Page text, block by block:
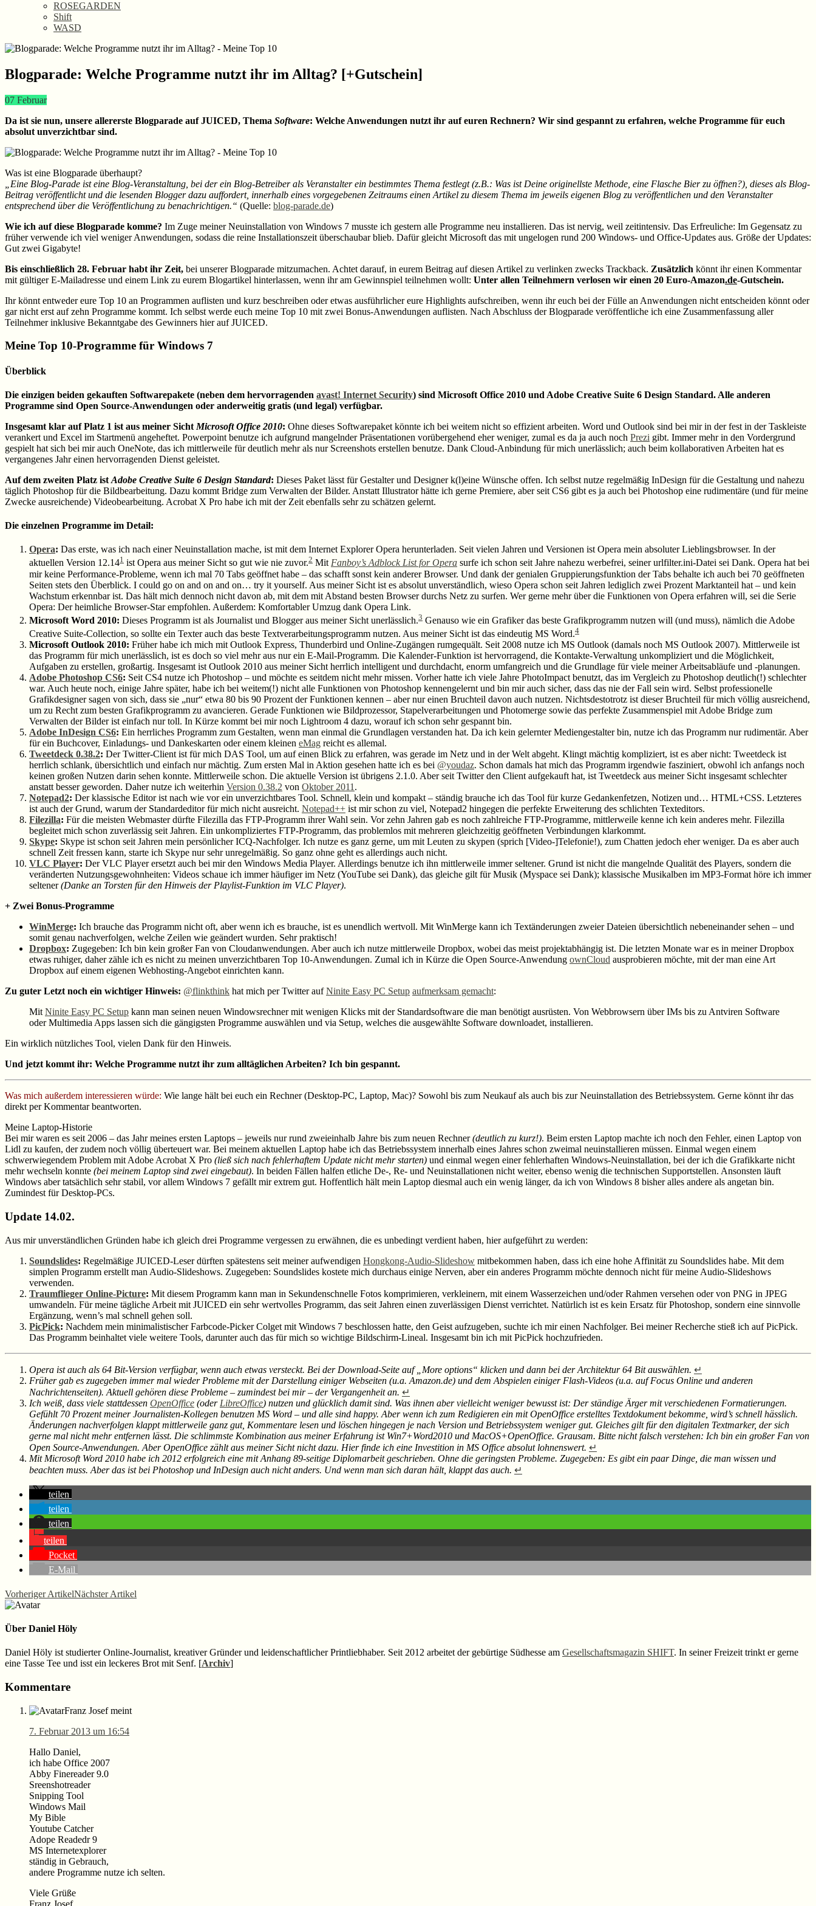
ROSEGARDEN
Shift
WASD
Blogparade: Welche Programme nutzt ihr im Alltag? [+Gutschein]
07 Februar
Da ist sie nun, unsere allererste Blogparade auf JUICED, Thema Software: Welche Anwendungen nutzt ihr auf euren Rechnern? Wir sind gespannt zu erfahren, welche Programme für euch
absolut unverzichtbar sind.
Was ist eine Blogparade überhaupt?
„Eine Blog-Parade ist eine Blog-Veranstaltung, bei der ein Blog-Betreiber als Veranstalter ein bestimmtes Thema festlegt (z.B.: Was ist Deine originellste Methode, eine Flasche Bier zu öffnen?), dieses als Blog-
Beitrag veröffentlicht und die lesenden Blogger dazu auffordert, innerhalb eines vorgegebenen Zeitraums einen Artikel zu diesem Thema im jeweils eigenen Blog zu veröffentlichen und den Veranstalter
entsprechend über die Veröffentlichung zu benachrichtigen.“ (Quelle: blog-parade.de)
Wie ich auf diese Blogparade komme? Im Zuge meiner Neuinstallation von Windows 7 musste ich gestern alle Programme neu installieren. Das ist nervig, weil zeitintensiv. Das Erfreuliche: Im Gegensatz zu
früher verwende ich viel weniger Anwendungen, sodass die reine Installationszeit überschaubar blieb. Dafür gleicht Microsoft das mit ungelogen rund 200 Windows- und Office-Updates aus. Größe der Updates:
Gut zwei Gigabyte!
Bis einschließlich 28. Februar habt ihr Zeit, bei unserer Blogparade mitzumachen. Achtet darauf, in eurem Beitrag auf diesen Artikel zu verlinken zwecks Trackback. Zusätzlich könnt ihr einen Kommentar
mit gültiger E-Mailadresse und einem Link zu eurem Blogartikel hinterlassen, wenn ihr am Gewinnspiel teilnehmen wollt: Unter allen Teilnehmern verlosen wir einen 20 Euro-Amazon.de-Gutschein.
Ihr könnt entweder eure Top 10 an Programmen auflisten und kurz beschreiben oder etwas ausführlicher eure Highlights aufschreiben, wenn ihr euch bei der Fülle an Anwendungen nicht entscheiden könnt oder
gar nicht erst auf zehn Programme kommt. Ich selbst werde euch meine Top 10 mit zwei Bonus-Anwendungen auflisten. Nach Abschluss der Blogparade veröffentliche ich eine Zusammenfassung aller
Teilnehmer inklusive Bekanntgabe des Gewinners hier auf JUICED.
Meine Top 10-Programme für Windows 7
Überblick
Die einzigen beiden gekauften Softwarepakete (neben dem hervorragenden avast! Internet Security) sind Microsoft Office 2010 und Adobe Creative Suite 6 Design Standard. Alle anderen
Programme sind Open Source-Anwendungen oder anderweitig gratis (und legal) verfügbar.
Insgesamt klar auf Platz 1 ist aus meiner Sicht Microsoft Office 2010: Ohne dieses Softwarepaket könnte ich bei weitem nicht so effizient arbeiten. Word und Outlook sind bei mir in der fest in der Taskleiste
verankert und Excel im Startmenü angeheftet. Powerpoint benutze ich aufgrund mangelnder Präsentationen vorübergehend eher weniger, zumal es da ja auch noch Prezi gibt. Immer mehr in den Vordergrund
gespielt hat sich bei mir auch OneNote, das ich mittlerweile für deutlich mehr als nur Screenshots erstellen benutze. Dank Cloud-Anbindung für mich unerlässlich; auch beim kollaborativen Arbeiten hat es
vergangenes Jahr einen hervorragenden Dienst geleistet.
Auf dem zweiten Platz ist Adobe Creative Suite 6 Design Standard: Dieses Paket lässt für Gestalter und Designer k(l)eine Wünsche offen. Ich selbst nutze regelmäßig InDesign für die Gestaltung und nahezu
täglich Photoshop für die Bildbearbeitung. Dazu kommt Bridge zum Verwalten der Bilder. Anstatt Illustrator hätte ich gerne Premiere, aber seit CS6 gibt es ja auch bei Photoshop eine rudimentäre (und für meine
Zwecke ausreichende) Videobearbeitung. Acrobat X Pro habe ich mit der Zeit ebenfalls sehr zu schätzen gelernt.
Die einzelnen Programme im Detail:
Opera: Das erste, was ich nach einer Neuinstallation mache, ist mit dem Internet Explorer Opera herunterladen. Seit vielen Jahren und Versionen ist Opera mein absoluter Lieblingsbrowser. In der
aktuellen Version 12.141 ist Opera aus meiner Sicht so gut wie nie zuvor.2 MitFanboy’s Adblock List for Opera surfe ich schon seit Jahre nahezu werbefrei, seiner urlfilter.ini-Datei sei Dank. Opera hat bei
mir keine Performance-Probleme, wenn ich mal 70 Tabs geöffnet habe – das schafft sonst kein anderer Browser. Und dank der genialen Gruppierungsfunktion der Tabs behalte ich auch bei 70 geöffneten
Seiten stets den Überblick. I could go on and on and on… try it yourself. Aus meiner Sicht ist es absolut unverständlich, wieso Opera schon seit Jahren lediglich zwei Prozent Marktanteil hat – und kein
Wachstum erkennbar ist. Das hält mich dennoch nicht davon ab, mit dem mit Abstand besten Browser durchs Netz zu surfen. Wer gerne mehr über die Funktionen von Opera erfahren will, sei die Serie
Opera: Der heimliche Browser-Star empfohlen. Außerdem: Komfortabler Umzug dank Opera Link.
Microsoft Word 2010: Dieses Programm ist als Journalist und Blogger aus meiner Sicht unerlässlich.3 Genauso wie ein Grafiker das beste Grafikprogramm nutzen will (und muss), nämlich die Adobe
Creative Suite-Collection, so sollte ein Texter auch das beste Textverarbeitungsprogramm nutzen. Aus meiner Sicht ist das eindeutig MS Word.4
Microsoft Outlook 2010: Früher habe ich mich mit Outlook Express, Thunderbird und Online-Zugängen rumgequält. Seit 2008 nutze ich MS Outlook (damals noch MS Outlook 2007). Mittlerweile ist
das Programm für mich unerlässlich, ist es doch so viel mehr aus nur ein E-Mail-Programm. Die Kalender-Funktion ist hervorragend, die Kontakte-Verwaltung unkompliziert und die Möglichkeit,
Aufgaben zu erstellen, großartig. Insgesamt ist Outlook 2010 aus meiner Sicht herrlich intelligent und durchdacht, enorm umfangreich und die Grundlage für viele meiner Arbeitsabläufe und -planungen.
Adobe Photoshop CS6: Seit CS4 nutze ich Photoshop – und möchte es seitdem nicht mehr missen. Vorher hatte ich viele Jahre PhotoImpact benutzt, das im Vergleich zu Photoshop deutlich(!) schlechter
war. Auch heute noch, einige Jahre später, habe ich bei weitem(!) nicht alle Funktionen von Photoshop kennengelernt und bin mir auch sicher, dass das nie der Fall sein wird. Selbst professionelle
Grafikdesigner sagen von sich, dass sie „nur“ etwa 80 bis 90 Prozent der Funktionen kennen – aber nur einen Bruchteil davon auch nutzen. Nichtsdestotrotz ist dieser Bruchteil für mich völlig ausreichend,
um zu Recht zum besten Grafikprogramm zu avancieren. Gerade Funktionen wie Bildprozessor, Stapelverarbeitungen und Photomerge sowie das perfekte Zusammenspiel mit Adobe Bridge zum
Verwalten der Bilder ist einfach nur toll. In Kürze kommt bei mir noch Lightroom 4 dazu, worauf ich schon sehr gespannt bin.
Adobe InDesign CS6: Ein herrliches Programm zum Gestalten, wenn man einmal die Grundlagen verstanden hat. Da ich kein gelernter Mediengestalter bin, nutze ich das Programm nur rudimentär. Aber
für ein Buchcover, Einladungs- und Dankeskarten oder einem kleinen eMag reicht es allemal.
Tweetdeck 0.38.2: Der Twitter-Client ist für mich DAS Tool, um auf einen Blick zu erfahren, was gerade im Netz und in der Welt abgeht. Klingt mächtig kompliziert, ist es aber nicht: Tweetdeck ist
herrlich schlank, übersichtlich und einfach nur mächtig. Zum ersten Mal in Aktion gesehen hatte ich es bei @youdaz. Schon damals hat mich das Programm irgendwie fasziniert, obwohl ich anfangs noch
keinen großen Nutzen darin sehen konnte. Mittlerweile schon. Die aktuelle Version ist übrigens 2.1.0. Aber seit Twitter den Client aufgekauft hat, ist Tweetdeck aus meiner Sicht insgesamt schlechter
anstatt besser geworden. Daher nutze ich weiterhin Version 0.38.2 von Oktober 2011 .
Notepad2: Der klassische Editor ist nach wie vor ein unverzichtbares Tool. Schnell, klein und kompakt – ständig brauche ich das Tool für kurze Gedankenfetzen, Notizen und… HTML+CSS. Letzteres
ist auch der Grund, warum der Standardeditor für mich nicht ausreicht. Notepad++ ist mir schon zu viel, Notepad2 hingegen die perfekte Erweiterung des schlichten Texteditors.
Filezilla: Für die meisten Webmaster dürfte Filezilla das FTP-Programm ihrer Wahl sein. Vor zehn Jahren gab es noch zahlreiche FTP-Programme, mittlerweile kenne ich kein anderes mehr. Filezilla
begleitet mich schon zuverlässig seit Jahren. Ein unkompliziertes FTP-Programm, das problemlos mit mehreren gleichzeitig geöffneten Verbindungen klarkommt.
Skype: Skype ist schon seit Jahren mein persönlicher ICQ-Nachfolger. Ich nutze es ganz gerne, um mit Leuten zu skypen (sprich [Video-]Telefonie!), zum Chatten jedoch eher weniger. Da es aber auch
schnell Zeit fressen kann, starte ich Skype nur sehr unregelmäßig. So ganz ohne geht es allerdings auch nicht.
VLC Player: Der VLC Player ersetzt auch bei mir den Windows Media Player. Allerdings benutze ich ihn mittlerweile immer seltener. Grund ist nicht die mangelnde Qualität des Players, sondern die
veränderten Nutzungsgewohnheiten: Videos schaue ich immer häufiger im Netz (YouTube sei Dank), das gleiche gilt für Musik (Myspace sei Dank); klassische Musikalben im MP3-Format höre ich immer
seltener(Danke an Torsten für den Hinweis der Playlist-Funktion im VLC Player).
+ Zwei Bonus-Programme
WinMerge: Ich brauche das Programm nicht oft, aber wenn ich es brauche, ist es unendlich wertvoll. Mit WinMerge kann ich Textänderungen zweier Dateien übersichtlich nebeneinander sehen – und
somit genau nachverfolgen, welche Zeilen wie geändert wurden. Sehr praktisch!
Dropbox: Zugegeben: Ich bin kein großer Fan von Cloudanwendungen. Aber auch ich nutze mittlerweile Dropbox, wobei das meist projektabhängig ist. Die letzten Monate war es in meiner Dropbox
etwas ruhiger, daher zähle ich es nicht zu meinen unverzichtbaren Top 10-Anwendungen. Zumal ich in Kürze die Open Source-Anwendung ownCloud ausprobieren möchte, mit der man eine Art
Dropbox auf einem eigenen Webhosting-Angebot einrichten kann.
Zu guter Letzt noch ein wichtiger Hinweis: @flinkthink hat mich per Twitter aufNinite Easy PC Setup aufmerksam gemacht:
Mit Ninite Easy PC Setup kann man seinen neuen Windowsrechner mit wenigen Klicks mit der Standardsoftware die man benötigt ausrüsten. Von Webbrowsern über IMs bis zu Antviren Software
oder Multimedia Apps lassen sich die gängigsten Programme auswählen und via Setup, welches die ausgewählte Software downloadet, installieren.
Ein wirklich nützliches Tool, vielen Dank für den Hinweis.
Und jetzt kommt ihr: Welche Programme nutzt ihr zum alltäglichen Arbeiten? Ich bin gespannt.
Was mich außerdem interessieren würde: Wie lange hält bei euch ein Rechner (Desktop-PC, Laptop, Mac)? Sowohl bis zum Neukauf als auch bis zur Neuinstallation des Betriebssystem. Gerne könnt ihr das
direkt per Kommentar beantworten.
Meine Laptop-Historie
Bei mir waren es seit 2006 – das Jahr meines ersten Laptops – jeweils nur rund zweieinhalb Jahre bis zum neuen Rechner(deutlich zu kurz!). Beim ersten Laptop machte ich noch den Fehler, einen Laptop von
Lidl zu kaufen, der zudem noch völlig überteuert war. Bei meinem aktuellen Laptop habe ich das Betriebssystem innerhalb eines Jahres schon zweimal neuinstallieren müssen. Einmal wegen einem
schwerwiegendem Problem mit Adobe Acrobat X Pro (ließ sich nach fehlerhaftem Update nicht mehr starten) und einmal wegen einer fehlerhaften Windows-Neuinstallation, bei der ich die Grafikkarte nicht
mehr wechseln konnte (bei meinem Laptop sind zwei eingebaut). In beiden Fällen halfen etliche De-, Re- und Neuinstallationen nicht weiter, ebenso wenig die technischen Supportstellen. Ansonsten läuft
Windows aber tatsächlich sehr stabil, vor allem Windows 7 gefällt mir extrem gut. Hoffentlich hält mein Laptop diesmal auch ein wenig länger, da ich von Windows 8 bisher alles andere als angetan bin.
Zumindest für Desktop-PCs.
Update 14.02.
Aus mir unverständlichen Gründen habe ich gleich drei Programme vergessen zu erwähnen, die es unbedingt verdient haben, hier aufgeführt zu werden:
Soundslides: Regelmäßige JUICED-Leser dürften spätestens seit meiner aufwendigen Hongkong-Audio-Slideshow mitbekommen haben, dass ich eine hohe Affinität zu Soundslides habe. Mit dem
simplen Programm erstellt man Audio-Slideshows. Zugegeben: Soundslides kostete mich durchaus einige Nerven, aber ein anderes Programm möchte dennoch nicht für meine Audio-Slideshows
verwenden.
Traumflieger Online-Picture: Mit diesem Programm kann man in Sekundenschnelle Fotos komprimieren, verkleinern, mit einem Wasserzeichen und/oder Rahmen versehen oder von PNG in JPEG
umwandeln. Für meine tägliche Arbeit mit JUICED ein sehr wertvolles Programm, das seit Jahren einen zuverlässigen Dienst verrichtet. Natürlich ist es kein Ersatz für Photoshop, sondern eine sinnvolle
Ergänzung, wenn’s mal schnell gehen soll.
PicPick: Nachdem mein minimalistischer Farbcode-Picker Colget mit Windows 7 beschlossen hatte, den Geist aufzugeben, suchte ich mir einen Nachfolger. Bei meiner Recherche stieß ich auf PicPick.
Das Programm beinhaltet viele weitere Tools, darunter auch das für mich so wichtige Bildschirm-Lineal. Insgesamt bin ich mit PicPick hochzufrieden.
Opera ist auch als 64 Bit-Version verfügbar, wenn auch etwas versteckt. Bei der Download-Seite auf „More options“ klicken und dann bei der Architektur 64 Bit auswählen. ↵
Früher gab es zugegeben immer mal wieder Probleme mit der Darstellung einiger Webseiten (u.a. Amazon.de) und dem Abspielen einiger Flash-Videos (u.a. auf Focus Online und anderen
Nachrichtenseiten). Aktuell gehören diese Probleme – zumindest bei mir – der Vergangenheit an. ↵
Ich weiß, dass viele stattdessen OpenOffice (oder LibreOffice) nutzen und glücklich damit sind. Was ihnen aber vielleicht weniger bewusst ist: Der ständige Ärger mit verschiedenen Formatierungen.
Gefühlt 70 Prozent meiner Journalisten-Kollegen benutzen MS Word – und alle sind happy. Aber wenn ich zum Redigieren ein mit OpenOffice erstelltes Textdokument bekomme, wird’s schnell hässlich.
Änderungen nachverfolgen klappt mittlerweile ganz gut, Kommentare lesen und löschen hingegen je nach Version und Betriebssystem weniger gut. Gleiches gilt für den digitalen Textmarker, der sich
gerne mal nicht mehr entfernen lässt. Die schlimmste Kombination aus meiner Erfahrung ist Win7+Word2010 und MacOS+OpenOffice. Grausam. Bitte nicht falsch verstehen: Ich bin ein großer Fan von
Open Source-Anwendungen. Aber OpenOffice zählt aus meiner Sicht nicht dazu. Hier finde ich eine Investition in MS Office absolut lohnenswert. ↵
Mit Microsoft Word 2010 habe ich 2012 erfolgreich eine mit Anhang 89-seitige Diplomarbeit geschrieben. Ohne die geringsten Probleme. Zugegeben: Es gibt ein paar Dinge, die man wissen und
beachten muss. Aber das ist bei Photoshop und InDesign auch nicht anders. Und wenn man sich daran hält, klappt das auch. ↵
teilen
teilen
teilen
teilen
Pocket
E-Mail
Vorheriger ArtikelNächster Artikel
Über Daniel Höly
Daniel Höly ist studierter Online-Journalist, kreativer Gründer und leidenschaftlicher Printliebhaber. Seit 2012 arbeitet der gebürtige Südhesse am Gesellschaftsmagazin SHIFT. In seiner Freizeit trinkt er gerne
eine Tasse Tee und isst ein leckeres Brot mit Senf. [Archiv]
Leser-
Interaktionen
Kommentare
Franz Josef meint
7. Februar 2013 um 16:54
Hallo Daniel,
ich habe Office 2007
Abby Finereader 9.0
Sreenshotreader
Snipping Tool
Windows Mail
My Bible
Youtube Catcher
Adope Readedr 9
MS Internetexplorer
ständig in Gebrauch,
andere Programme nutze ich selten.
Viele Grüße
Franz Josef